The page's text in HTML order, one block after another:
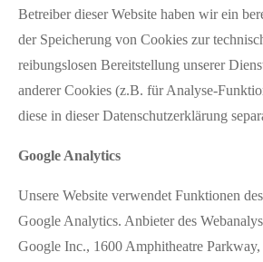
Betreiber dieser Website haben wir ein
der Speicherung von Cookies zur
reibungslosen Bereitstellung unserer
anderer Cookies (z.B. für Analyse-
diese in dieser Datenschutzerklärung
Google Analytics
Unsere Website verwendet Funktionen
Google Analytics. Anbieter des
Google Inc., 1600 Amphitheatre